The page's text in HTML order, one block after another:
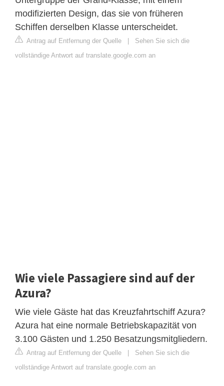
modifizierten Design, das sie von früheren
Schiffen derselben Klasse unterscheidet.
Antrag auf Entfernung der Quelle
Sehen Sie sich die
vollständige Antwort auf translate.google.com an
Wie viele Passagiere sind auf der
Azura?
Wie viele Gäste hat das Kreuzfahrtschiff Azura?
Azura hat eine normale Betriebskapazität von
3.100 Gästen und 1.250 Besatzungsmitgliedern.
Antrag auf Entfernung der Quelle
Sehen Sie sich die
vollständige Antwort auf translate.google.com an